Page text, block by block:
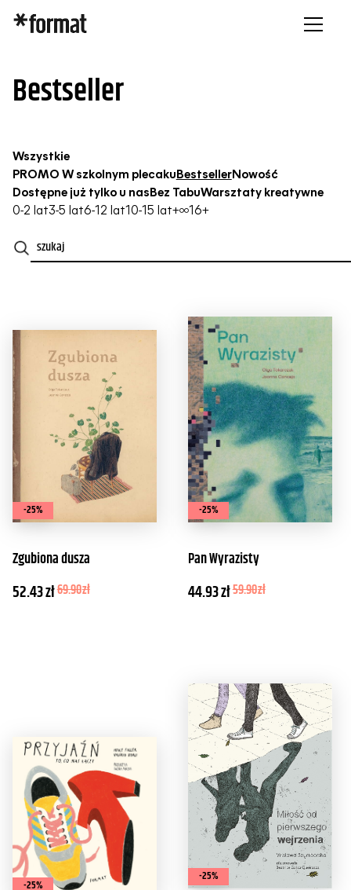
Bestseller
Wszystkie
PROMO W szkolnym plecaku BestsellerNowość
Dostępne już tylko u nas Bez TabuWarsztaty kreatywne
0-2 lat3-5 lat6-12 lat10-15 lat+∞16+
-25%
Zgubiona dusza
52.43zł69.90zł
-25%
Pan Wyrazisty
44.93zł59.90zł
-25%
-25%